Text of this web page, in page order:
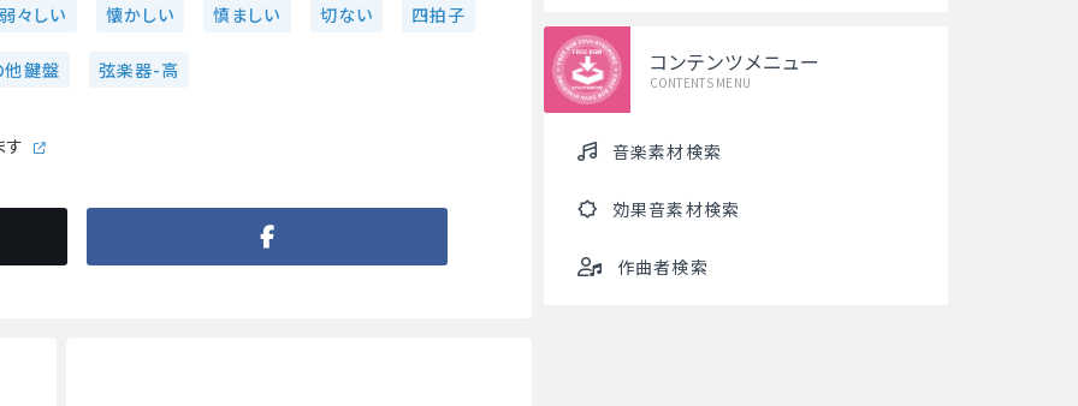
弱々しい 懐かしい 慎ましい 切ない 四拍子
他鍵盤 弦楽器-高
す
コンテンツメニュー
CONTENTS MENU
音楽素材検索
効果音素材検索
作曲者検索